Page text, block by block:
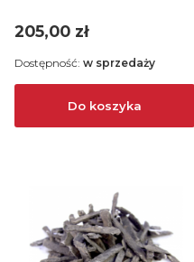
Cena
205,00 zł
Do koszyka
Dostępność: w sprzedaży